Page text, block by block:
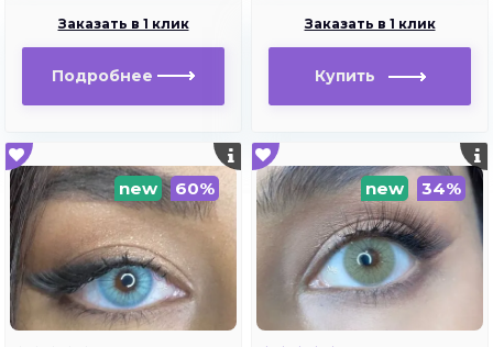
Заказать в 1 клик
Подробнее
Заказать в 1 клик
new 60% new 34%